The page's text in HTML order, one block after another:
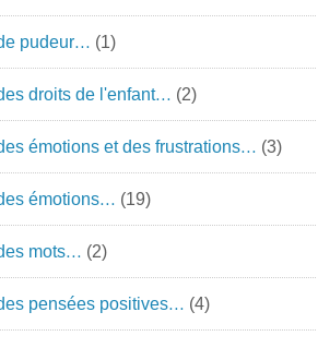
pudeur… (1)
droits de l'enfant… (2)
émotions et des frustrations… (3)
émotions… (19)
mots… (2)
pensées positives… (4)